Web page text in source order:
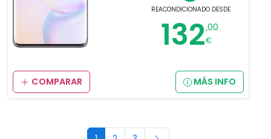
REACONDICIONADO DESDE
132,00
€
COMPARAR MÁS INFO